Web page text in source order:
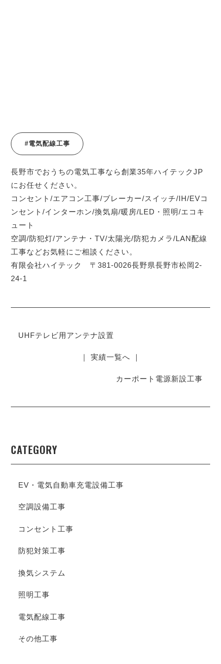
#電気配線工事
長野市でおうちの電気工事なら創業35年ハイテックJP
にお任せください。
コンセント/エアコン工事/ブレーカー/スイッチ/IH/EVコ
ンセント/インターホン/換気扇/暖房/LED・照明/エコキ
ュート
空調/防犯灯/アンテナ・TV/太陽光/防犯カメラ/LAN配線
工事などお気軽にご相談ください。
有限会社ハイテック 〒381-0026長野県長野市松岡2-
24-1
UHFテレビ用アンテナ設置
｜ 実績一覧へ ｜
カーポート電源新設工事
CATEGORY
EV・電気自動車充電設備工事
空調設備工事
コンセント工事
防犯対策工事
換気システム
照明工事
電気配線工事
その他工事